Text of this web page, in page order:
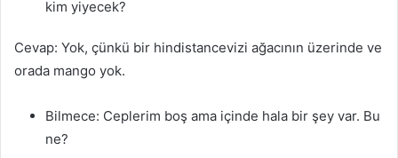
kim yiyecek?
Cevap: Yok, çünkü bir hindistancevizi ağacının üzerinde ve
orada mango yok.
Bilmece: Ceplerim boş ama içinde hala bir şey var. Bu
ne?